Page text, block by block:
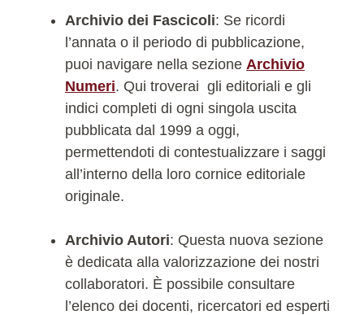
Archivio dei Fascicoli: Se ricordi
l’annata o il periodo di pubblicazione,
puoi navigare nella sezione Archivio
Numeri. Qui troverai gli editoriali e gli
indici completi di ogni singola uscita
pubblicata dal 1999 a oggi,
permettendoti di contestualizzare i saggi
all’interno della loro cornice editoriale
originale.
Archivio Autori: Questa nuova sezione
è dedicata alla valorizzazione dei nostri
collaboratori. È possibile consultare
l’elenco dei docenti, ricercatori ed esperti